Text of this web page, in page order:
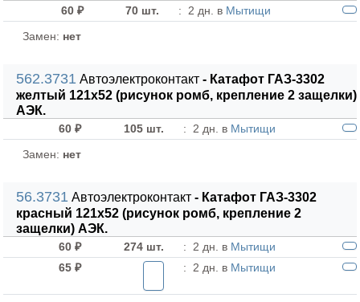
60 ₽ 70 шт. : 2 дн. в Мытищи
Замен: нет
562.3731 Автоэлектроконтакт - Катафот ГАЗ-3302
желтый 121х52 (рисунок ромб, крепление 2 защелки)
АЭК.
60 ₽ 105 шт. : 2 дн. в Мытищи
Замен: нет
56.3731 Автоэлектроконтакт - Катафот ГАЗ-3302
красный 121х52 (рисунок ромб, крепление 2
защелки) АЭК.
60 ₽ 274 шт. : 2 дн. в Мытищи
65 ₽
: 2 дн. в Мытищи